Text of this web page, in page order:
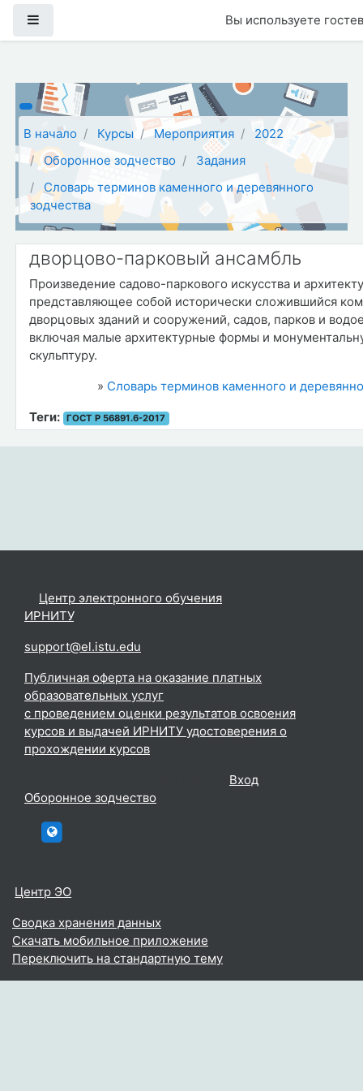
Вы используете
В начало Курсы Мероприятия
2022
Оборонное зодчество
Задания
Словарь терминов каменного и деревянного
зодчества
дворцово-парковый ансамбль
Произведение садово-паркового искусства и
представляющее собой исторически сложившийся
дворцовых зданий и сооружений, садов, парков и
включая малые архитектурные формы и
скульптуру.
» Словарь терминов каменного и
Теги:
ГОСТ Р 56891.6-2017
Центр электронного обучения
ИРНИТУ.
support@el.istu.edu
Публичная оферта на оказание платных
образовательных услуг
с проведением оценки результатов освоения
курсов и выдачей ИРНИТУ удостоверения о
прохождении курсов
Вход
Оборонное зодчество
Центр ЭО
Сводка хранения данных
Скачать мобильное приложение
Переключить на стандартную тему